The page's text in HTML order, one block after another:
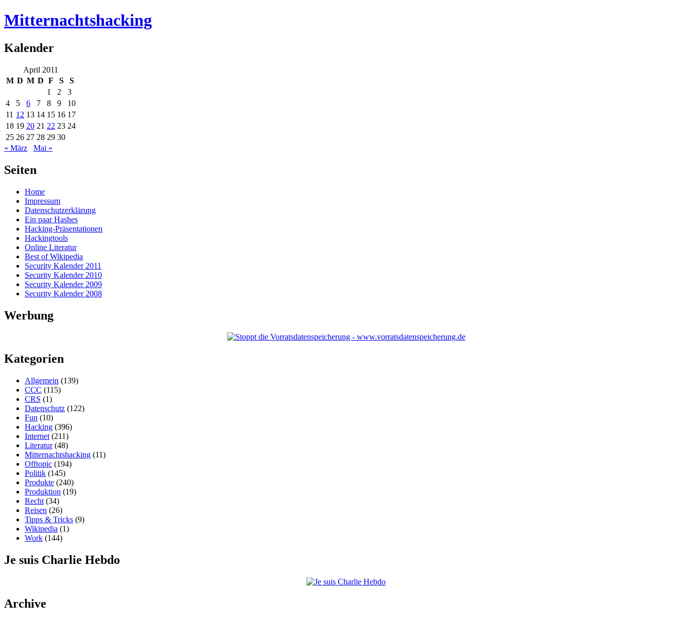
Mitternachtshacking
Kalender
April 2011
M D M D F S
S
1
2
3
4
5 6 7 8 9
10
11 12 13 14 15 16 17
18 19 20 21 22 23 24
25 26 27 28 29 30
« März
Mai »
Seiten
Home
Impressum
Datenschutzerklärung
Ein paar Hashes
Hacking-Präsentationen
Hackingtools
Online Literatur
Best of Wikipedia
Security Kalender 2011
Security Kalender 2010
Security Kalender 2009
Security Kalender 2008
Werbung
Kategorien
Allgemein (139)
CCC (115)
CRS (1)
Datenschutz (122)
Fun (10)
Hacking (396)
Internet (211)
Literatur(48)
Mitternachtshacking (11)
Offtopic (194)
Politik (145)
Produkte (240)
Produktion (19)
Recht (34)
Reisen (26)
Tipps & Tricks (9)
Wikipedia (1)
Work (144)
Je suis Charlie Hebdo
Archive